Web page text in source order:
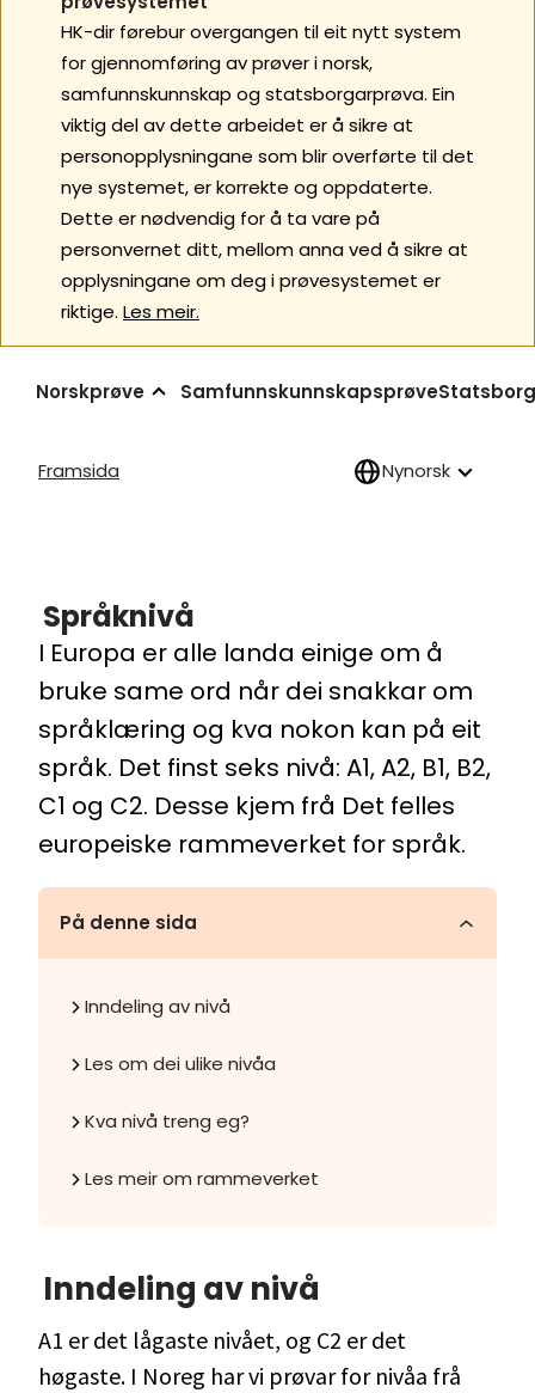
HK-dir førebur overgangen til eit nytt system
for gjennomføring av prøver i norsk,
samfunnskunnskap og statsborgarprøva. Ein
viktig del av dette arbeidet er å sikre at
personopplysningane som blir overførte til det
nye systemet, er korrekte og oppdaterte.
Dette er nødvendig for å ta vare på
personvernet ditt, mellom anna ved å sikre at
opplysningane om deg i prøvesystemet er
riktige. Les meir.
Norskprøve Samfunnskunnskapsprøve
Framsida Nynorsk
Språknivå
I Europa er alle landa einige om å
bruke same ord når dei snakkar om
språklæring og kva nokon kan på eit
språk. Det finst seks nivå: A1, A2, B1, B2,
C1 og C2. Desse kjem frå Det felles
europeiske rammeverket for språk.
På denne sida
Inndeling av nivå
Les om dei ulike nivåa
Kva nivå treng eg?
Les meir om rammeverket
Inndeling av nivå
A1 er det lågaste nivået, og C2 er det
høgaste. I Noreg har vi prøvar for nivåa frå